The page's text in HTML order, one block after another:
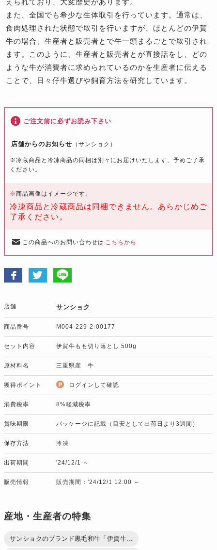
えられており、大変歴史があります。
また、全国でも希少な生体取引を行っています。通常は、
食肉処理された状態で取引を行いますが、ほとんどの伊賀
牛の場合、生産者と販売者とで牛一頭まるごとで取引され
ます。このように、生産者と販売者とが直接話をし、どの
ような牛が消費者に求められているのかを生産者に伝える
ことで、日々仔牛選びや飼育方法を研究しています。
ご注文前に必ずお読み下さい
店舗からのお知らせ （サンショク）
※冷蔵商品と冷凍商品の同梱は別々にお届けいたします。予めご了承
ください。
※商品画像はイメージです。
冷凍商品と冷蔵商品は同梱できません。あらかじめご
了承ください。
この商品へのお問い合わせは こちらから
店舗 サンショク
商品番号 M004-229-2-00177
セット内容 伊賀牛もも切り落とし 500g
原材料名 三重県産 牛
獲得ポイント ログインして確認
消費税率 8%軽減税率
賞味期限 パッケージに記載（目安として出荷日より3週間）
保存方法 冷凍
出荷期間 '24/12/1 ～
販売情報 販売期間：'24/12/1 12:00 ～
産地・生産者の特集
サンショクのブランド黒毛和牛「伊賀牛...